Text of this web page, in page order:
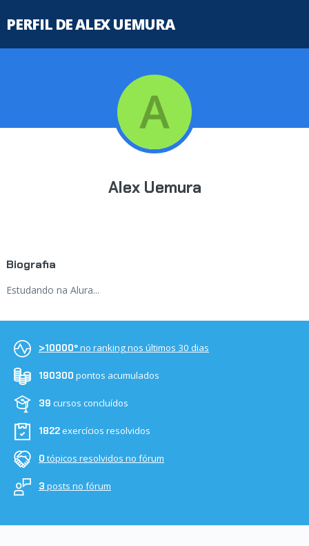
PERFIL DE ALEX UEMURA
Alex Uemura
Biografia
Estudando na Alura...
>10000ºno ranking nos últimos 30 dias
190300 pontos acumulados
39 cursos concluídos
1822exercícios resolvidos
0 tópicos resolvidos no fórum
3 posts no fórum